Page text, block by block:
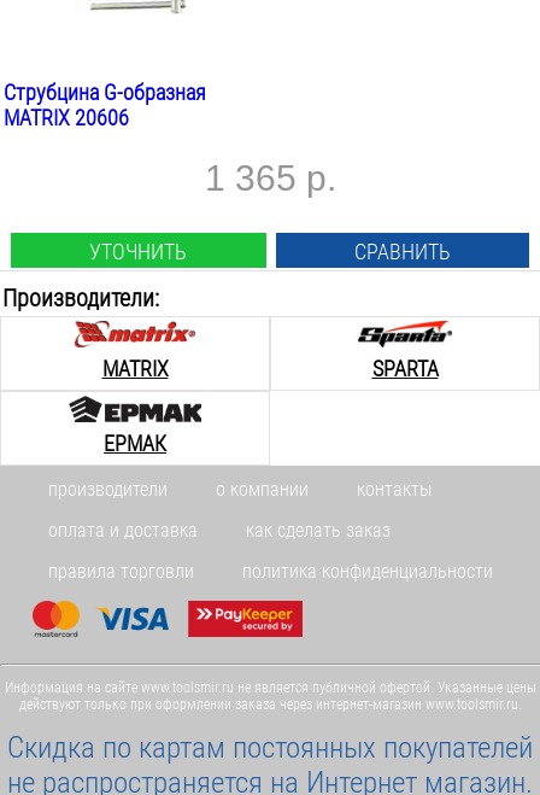
Струбцина G-образная
MATRIX 20606
1 365 р.
УТОЧНИТЬ СРАВНИТЬ
Производители:
MATRIX SPARTA
ЕРМАК
производители о компании
контакты
оплата и доставка
как сделать заказ
правила торговли
политика конфиденциальности
Информация на сайте www.toolsmir.ru не является публичной офертой. Указанные цены
действуют только при оформлении заказа через интернет-магазин www.toolsmir.ru.
Скидка по картам постоянных покупателей
не распространяется на Интернет магазин.